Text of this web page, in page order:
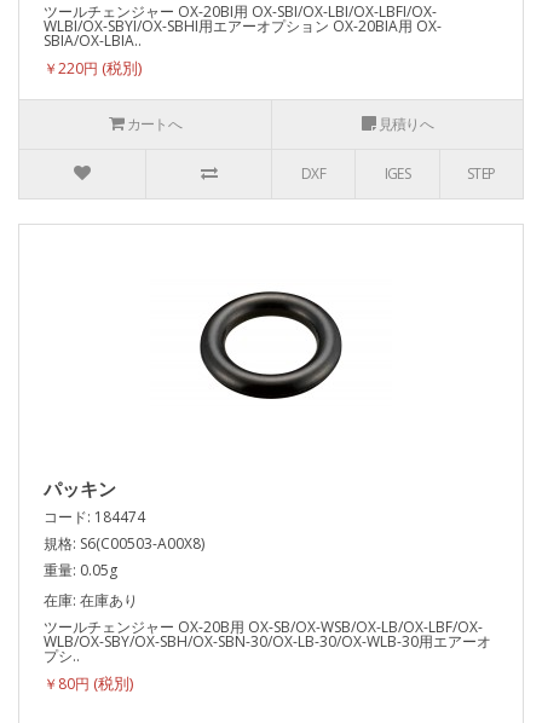
ツールチェンジャー OX-20BI用 OX-SBI/OX-LBI/OX-LBFI/OX-
WLBI/OX-SBYI/OX-SBHI用エアーオプション OX-20BIA用 OX-
SBIA/OX-LBIA..
￥220円
カートへ 見積りへ
DXF IGES STEP
パッキン
コード: 184474
規格: S6(C00503-A00X8)
重量: 0.05g
在庫: 在庫あり
ツールチェンジャー OX-20B用 OX-SB/OX-WSB/OX-LB/OX-LBF/OX-
WLB/OX-SBY/OX-SBH/OX-SBN-30/OX-LB-30/OX-WLB-30用エアーオ
プシ..
￥80円